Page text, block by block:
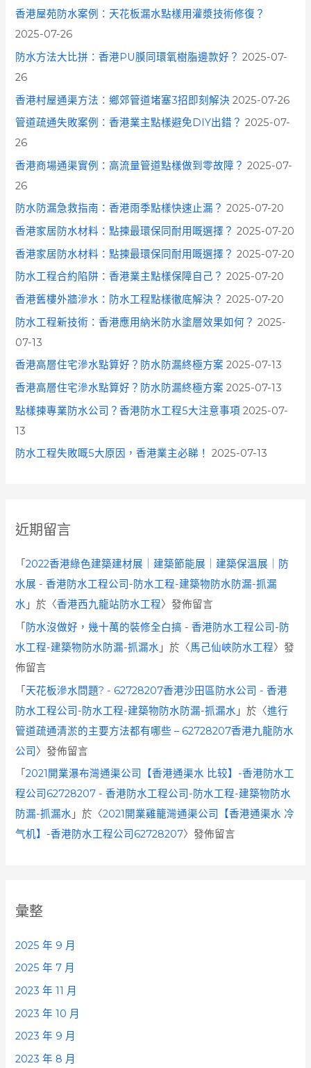
香港屋苑防水案例：天花板漏水點樣用灌漿技術修復？
2025-07-26
防水方法大比拼：香港PU膜同環氧樹脂邊款好？ 2025-07-
26
香港村屋通渠方法：鄉郊管道堵塞3招即刻解決 2025-07-26
管道疏通失敗案例：香港業主點樣避免DIY出錯？ 2025-07-
26
香港商場通渠實例：高流量管道點樣做到零故障？ 2025-07-
26
防水防漏急救指南：香港雨季點樣快速止漏？ 2025-07-20
香港家居防水材料：點揀最環保同耐用嘅選擇？ 2025-07-20
香港家居防水材料：點揀最環保同耐用嘅選擇？ 2025-07-20
防水工程合約陷阱：香港業主點樣保障自己？ 2025-07-20
香港舊樓外牆滲水：防水工程點樣徹底解決？ 2025-07-20
防水工程新技術：香港應用納米防水塗層效果如何？ 2025-
07-13
香港高層住宅滲水點算好？防水防漏終極方案 2025-07-13
香港高層住宅滲水點算好？防水防漏終極方案 2025-07-13
點樣揀專業防水公司？香港防水工程5大注意事項 2025-07-
13
防水工程失敗嘅5大原因，香港業主必睇！
2025-07-13
近期留言
「2022香港綠色建築建材展｜建築節能展｜建築保溫展｜防
水展 - 香港防水工程公司-防水工程-建築物防水防漏-抓漏
水 」於〈香港西九龍站防水工程〉發佈留言
「 防水沒做好，幾十萬的裝修全白搞 - 香港防水工程公司-防
水工程-建築物防水防漏-抓漏水 」於〈馬己仙峽防水工程〉發
佈留言
「 天花板滲水問題? - 62728207香港沙田區防水公司 - 香港
防水工程公司-防水工程-建築物防水防漏-抓漏水 」於〈進行
管道疏通清淤的主要方法都有哪些 – 62728207香港九龍防水
公司 〉發佈留言
「2021開業瀑布灣通渠公司【香港通渠水 比较】-香港防水工
程公司62728207 - 香港防水工程公司-防水工程-建築物防水
防漏-抓漏水 」於〈2021開業雞籠灣通渠公司【香港通渠水 冷
气机】-香港防水工程公司62728207〉發佈留言
彙整
2025 年 9 月
2025 年 7 月
2023 年 11 月
2023 年 10 月
2023 年 9 月
2023 年 8 月